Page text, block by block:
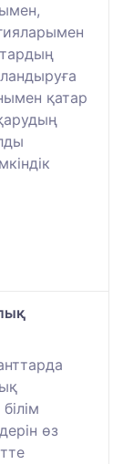
қатар
өз